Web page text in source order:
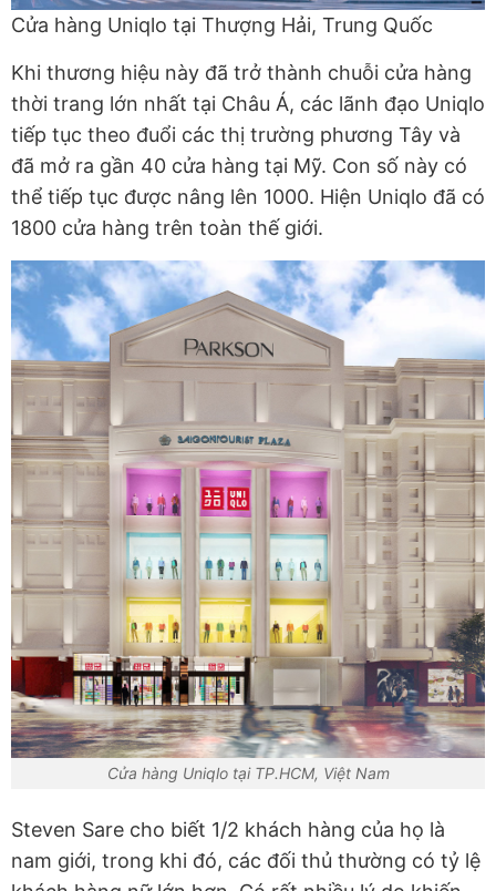
Cửa hàng Uniqlo tại Thượng Hải, Trung Quốc
Khi thương hiệu này đã trở thành chuỗi cửa hàng
thời trang lớn nhất tại Châu Á, các lãnh đạo Uniqlo
tiếp tục theo đuổi các thị trường phương Tây và
đã mở ra gần 40 cửa hàng tại Mỹ. Con số này có
thể tiếp tục được nâng lên 1000. Hiện Uniqlo đã có
1800 cửa hàng trên toàn thế giới.
Cửa hàng Uniqlo tại TP.HCM, Việt Nam
Steven Sare cho biết 1/2 khách hàng của họ là
nam giới, trong khi đó, các đối thủ thường có tỷ lệ